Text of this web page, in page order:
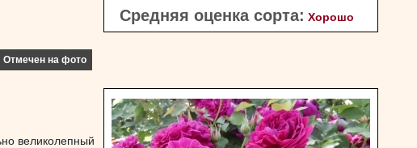
Средняя оценка сорта: Хорошо
Отмечен на фото
великолепный